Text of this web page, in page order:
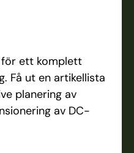
för ett komplett
Få ut en artikellista
planering av
av DC-